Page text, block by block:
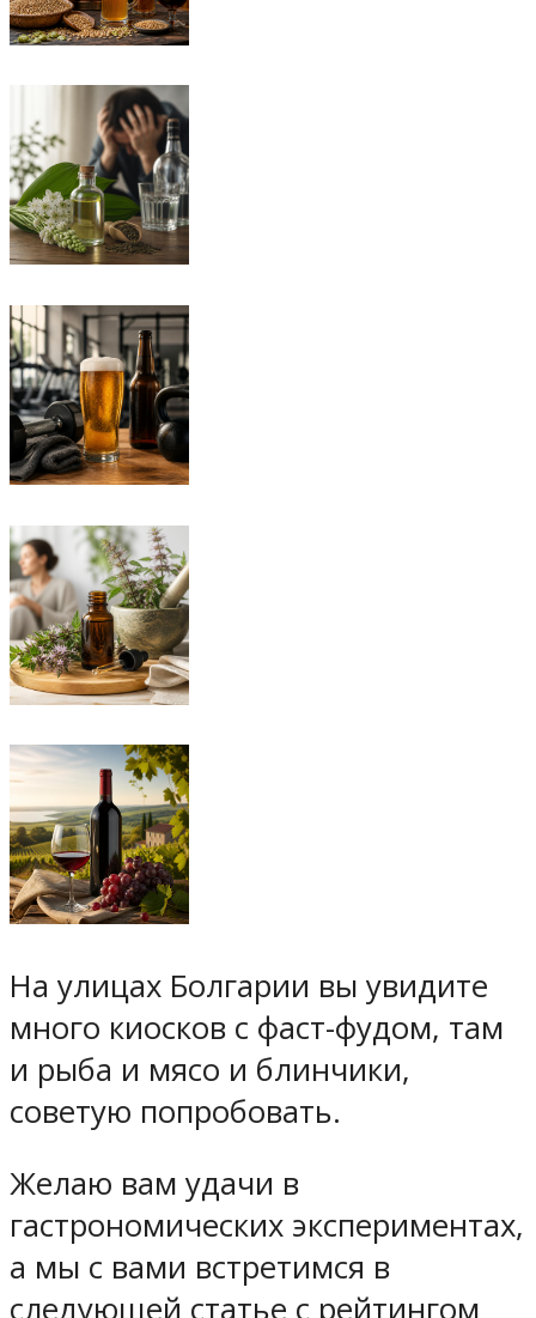
На улицах Болгарии вы увидите
много киосков с фаст-фудом, там
и рыба и мясо и блинчики,
советую попробовать.
Желаю вам удачи в
гастрономических экспериментах,
а мы с вами встретимся в
следующей статье с рейтингом